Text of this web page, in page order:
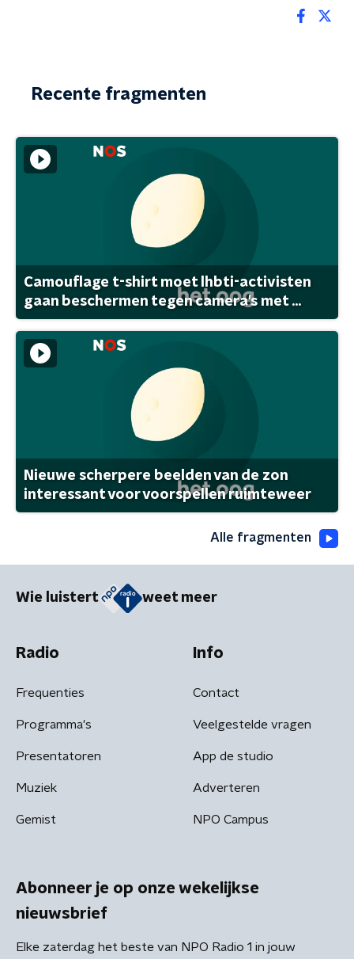
Recente fragmenten
Camouflage t-shirt moet lhbti-activisten
gaan beschermen tegen camera's met ...
Nieuwe scherpere beelden van de zon
interessant voor voorspellen ruimteweer
Alle fragmenten
Wie luistert weet meer
Radio
Frequenties
Programma's
Presentatoren
Muziek
Gemist
Info
Contact
Veelgestelde vragen
App de studio
Adverteren
NPO Campus
Abonneer je op onze wekelijkse
nieuwsbrief
Elke zaterdag het beste van NPO Radio 1 in jouw